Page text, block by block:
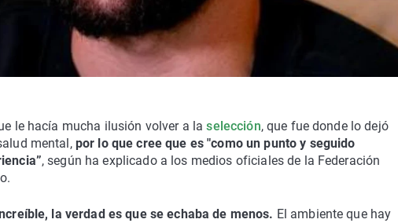
le hacía mucha ilusión volver a laselección, que fue donde lo dejó
mental, por lo que cree que es "como un punto y seguido
, según ha explicado a los medios oficiales de la Federación
la verdad es que se echaba de menos. El ambiente que hay